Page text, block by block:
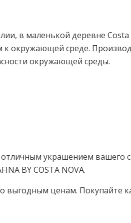
в маленькой деревне
окружающей среде.
окружающей среды.
отличным украшением вашего
BY COSTA NOVA.
выгодным ценам. Покупайте